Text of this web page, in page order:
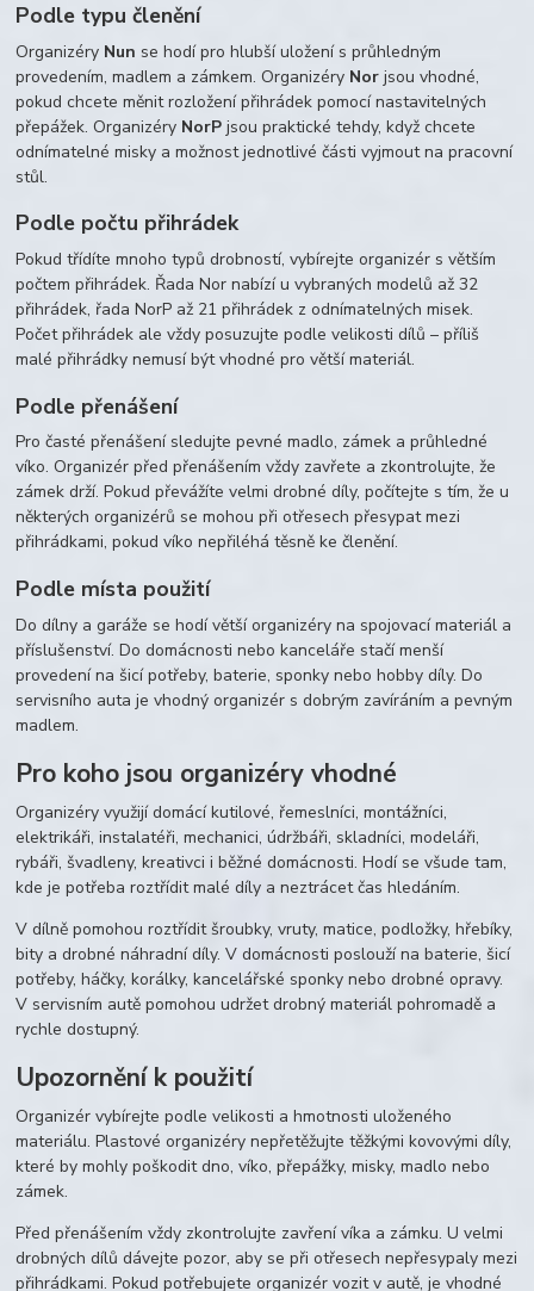
Podle typu členění
Organizéry Nun se hodí pro hlubší uložení s průhledným
provedením, madlem a zámkem. Organizéry Nor jsou vhodné,
pokud chcete měnit rozložení přihrádek pomocí nastavitelných
přepážek. Organizéry NorP jsou praktické tehdy, když chcete
odnímatelné misky a možnost jednotlivé části vyjmout na pracovní
stůl.
Podle počtu přihrádek
Pokud třídíte mnoho typů drobností, vybírejte organizér s větším
počtem přihrádek. Řada Nor nabízí u vybraných modelů až 32
přihrádek, řada NorP až 21 přihrádek z odnímatelných misek.
Počet přihrádek ale vždy posuzujte podle velikosti dílů – příliš
malé přihrádky nemusí být vhodné pro větší materiál.
Podle přenášení
Pro časté přenášení sledujte pevné madlo, zámek a průhledné
víko. Organizér před přenášením vždy zavřete a zkontrolujte, že
zámek drží. Pokud převážíte velmi drobné díly, počítejte s tím, že u
některých organizérů se mohou při otřesech přesypat mezi
přihrádkami, pokud víko nepřiléhá těsně ke členění.
Podle místa použití
Do dílny a garáže se hodí větší organizéry na spojovací materiál a
příslušenství. Do domácnosti nebo kanceláře stačí menší
provedení na šicí potřeby, baterie, sponky nebo hobby díly. Do
servisního auta je vhodný organizér s dobrým zavíráním a pevným
madlem.
Pro koho jsou organizéry vhodné
Organizéry využijí domácí kutilové, řemeslníci, montážníci,
elektrikáři, instalatéři, mechanici, údržbáři, skladníci, modeláři,
rybáři, švadleny, kreativci i běžné domácnosti. Hodí se všude tam,
kde je potřeba roztřídit malé díly a neztrácet čas hledáním.
V dílně pomohou roztřídit šroubky, vruty, matice, podložky, hřebíky,
bity a drobné náhradní díly. V domácnosti poslouží na baterie, šicí
potřeby, háčky, korálky, kancelářské sponky nebo drobné opravy.
V servisním autě pomohou udržet drobný materiál pohromadě a
rychle dostupný.
Upozornění k použití
Organizér vybírejte podle velikosti a hmotnosti uloženého
materiálu. Plastové organizéry nepřetěžujte těžkými kovovými díly,
které by mohly poškodit dno, víko, přepážky, misky, madlo nebo
zámek.
Před přenášením vždy zkontrolujte zavření víka a zámku. U velmi
drobných dílů dávejte pozor, aby se při otřesech nepřesypaly mezi
přihrádkami. Pokud potřebujete organizér vozit v autě, je vhodné